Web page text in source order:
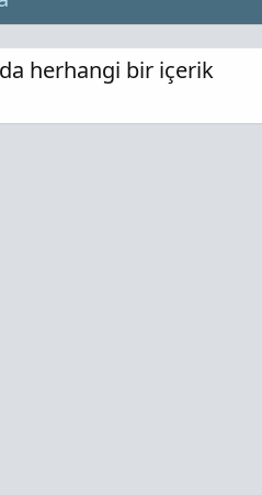
herhangi bir içerik